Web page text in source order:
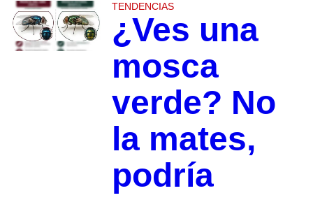
TENDENCIAS
¿Ves una
mosca
verde? No
la mates,
podría